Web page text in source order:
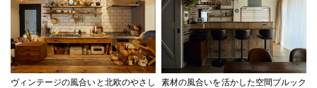
ヴィンテージの風合いと北欧のやさし
素材の風合いを活かした空間ブルック